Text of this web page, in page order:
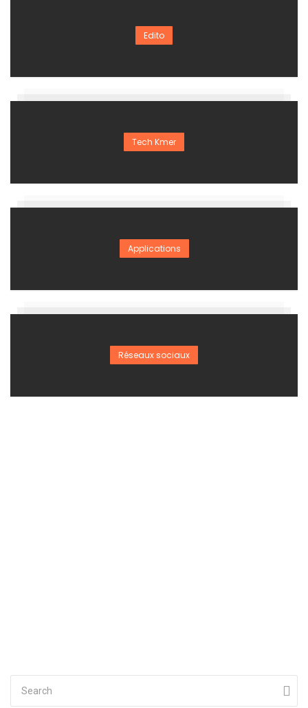
Edito
Tech Kmer
Applications
Réseaux sociaux